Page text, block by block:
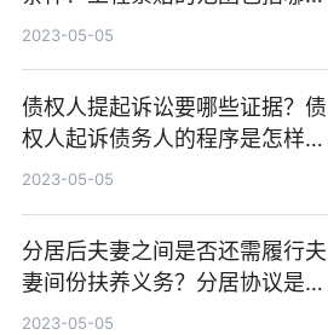
些？
2023-05-05
债权人提起诉讼要哪些证据？债
权人起诉债务人的程序是怎样
的？
2023-05-05
分居后夫妻之间是否还需履行夫
妻间份扶养义务？分居协议是否
有效？
2023-05-05